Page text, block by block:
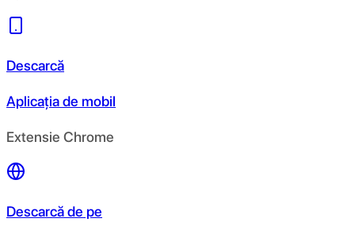
Descarcă
Aplicația de mobil
Extensie Chrome
Descarcă de pe